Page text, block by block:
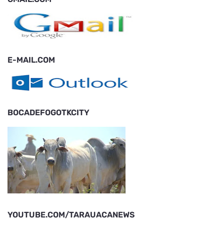
E-MAIL.COM
BOCADEFOGOTKCITY
YOUTUBE.COM/TARAUACANEWS